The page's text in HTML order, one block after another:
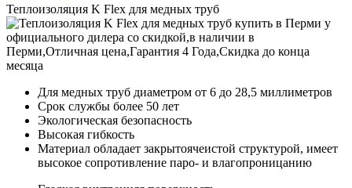
Теплоизоляция K Flex для медных труб
Для медных труб диаметром от 6 до 28,5 миллиметров
Срок службы более 50 лет
Экологическая безопасность
Высокая гибкость
Материал обладает закрытоячеистой структурой, имеет
высокое сопротивление паро- и влагопроницанию